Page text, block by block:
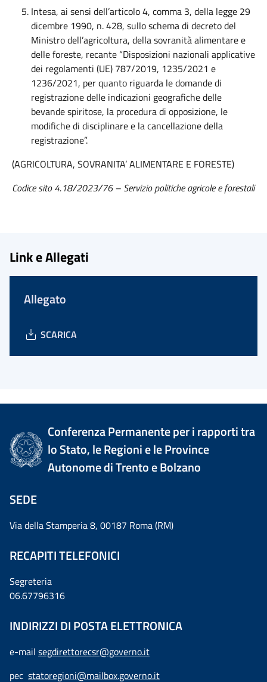
Intesa, ai sensi dell’articolo 4, comma 3, della legge 29
dicembre 1990, n. 428, sullo schema di decreto del
Ministro dell’agricoltura, della sovranità alimentare e
delle foreste, recante “Disposizioni nazionali applicative
dei regolamenti (UE) 787/2019, 1235/2021 e
1236/2021, per quanto riguarda le domande di
registrazione delle indicazioni geografiche delle
bevande spiritose, la procedura di opposizione, le
modifiche di disciplinare e la cancellazione della
registrazione”.
(AGRICOLTURA, SOVRANITA’ ALIMENTARE E FORESTE)
Codice sito 4.18/2023/76 – Servizio politiche agricole e forestali
Link e Allegati
Allegato
SCARICA
Conferenza Permanente per i rapporti tra
lo Stato, le Regioni e le Province
Autonome di Trento e Bolzano
SEDE
Via della Stamperia 8, 00187 Roma (RM)
RECAPITI TELEFONICI
Segreteria
06.67796316
INDIRIZZI DI POSTA ELETTRONICA
e-mail segdirettorecsr@governo.it
pec statoregioni@mailbox.governo.it